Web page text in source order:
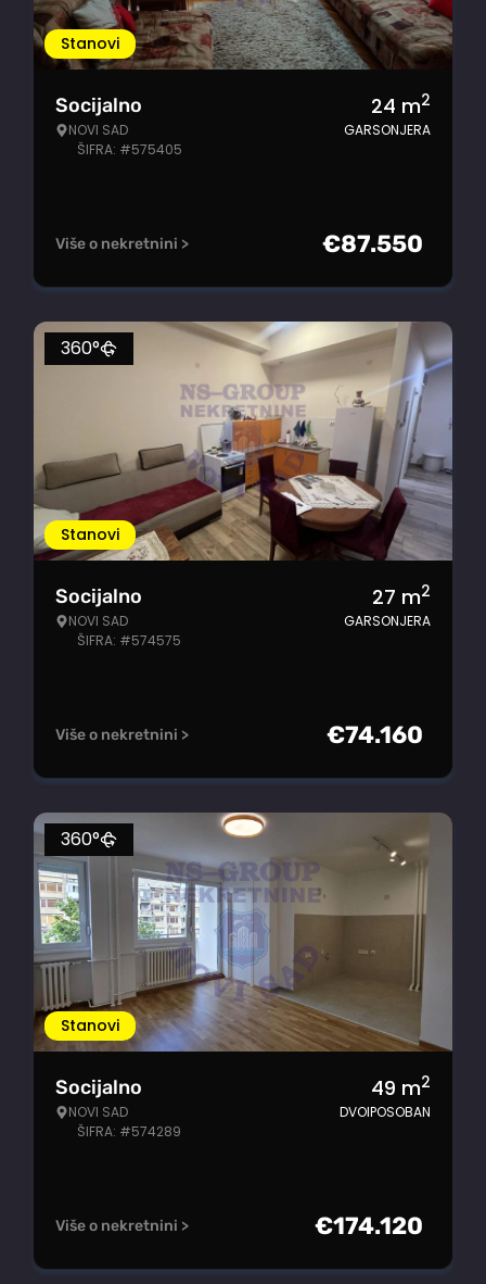
Stanovi
Socijalno
NOVI SAD
ŠIFRA: #575405
24 m2
GARSONJERA
Više o nekretnini > €87.550
Stanovi
360°
Socijalno
NOVI SAD
ŠIFRA: #574575
27 m2
GARSONJERA
Više o nekretnini > €74.160
Stanovi
360°
Socijalno
NOVI SAD
ŠIFRA: #574289
49 m2
DVOIPOSOBAN
Više o nekretnini > €174.120